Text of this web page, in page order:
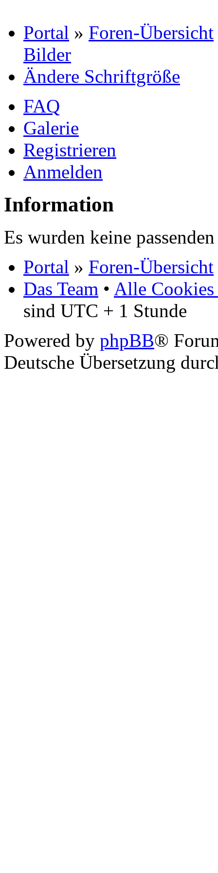
Portal » Foren-Übersicht
Bilder
Ändere Schriftgröße
FAQ
Galerie
Registrieren
Anmelden
Information
Es wurden keine
Portal » Foren-Übersicht
Das Team • Alle Cookies
sind UTC + 1 Stunde
Powered by phpBB®
Deutsche Übersetzung